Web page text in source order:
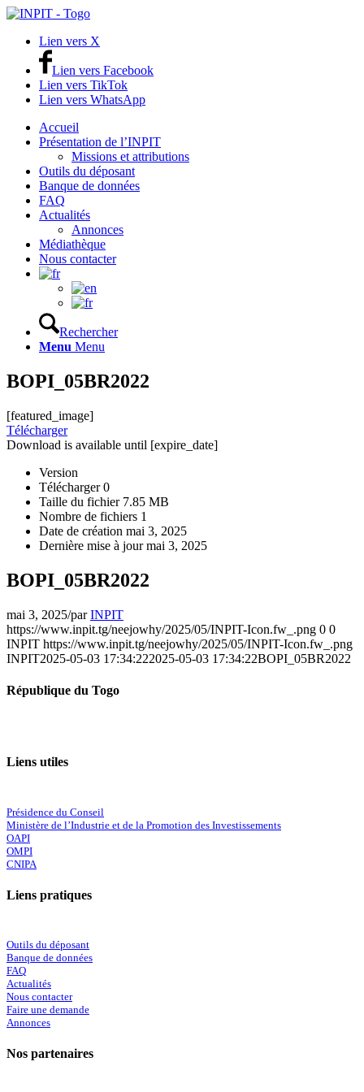
Lien vers X
Lien vers Facebook
Lien vers TikTok
Lien vers WhatsApp
Accueil
Présentation de l’INPIT
Missions et attributions
Outils du déposant
Banque de données
FAQ
Actualités
Annonces
Médiathèque
Nous contacter
Rechercher
Menu Menu
BOPI_05BR2022
[featured_image]
Télécharger
Download is available until [expire_date]
Version
Télécharger0
Taille du fichier 7.85 MB
Nombre de fichiers 1
Date de création mai 3, 2025
Dernière mise à jourmai 3, 2025
BOPI_05BR2022
mai 3, 2025/parINPIT
https://www.inpit.tg/neejowhy/2025/05/INPIT-Icon.fw_.png 0 0
INPIT https://www.inpit.tg/neejowhy/2025/05/INPIT-Icon.fw_.png
INPIT2025-05-03 17:34:222025-05-03 17:34:22BOPI_05BR2022
République du Togo
Liens utiles
Présidence du Conseil
Ministère de l’Industrie et de la Promotion des Investissements
OAPI
OMPI
CNIPA
Liens pratiques
Outils du déposant
Banque de données
FAQ
Actualités
Nous contacter
Faire une demande
Annonces
Nos partenaires